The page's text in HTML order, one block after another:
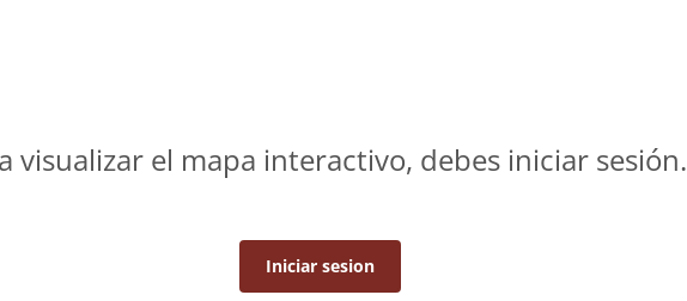
visualizar el mapa interactivo, debes iniciar sesión.
Iniciar sesion